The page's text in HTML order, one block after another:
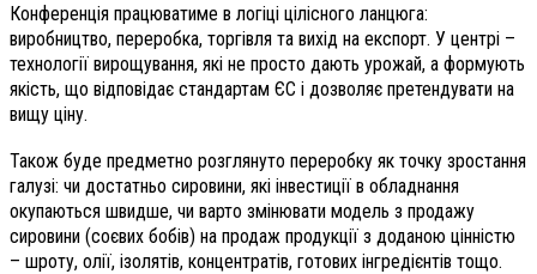
Конференція працюватиме в логіці цілісного ланцюга:
виробництво, переробка, торгівля та вихід на експорт. У центрі –
технології вирощування, які не просто дають урожай, а формують
якість, що відповідає стандартам ЄС і дозволяє претендувати на
вищу ціну.
Також буде предметно розглянуто переробку як точку зростання
галузі: чи достатньо сировини, які інвестиції в обладнання
окупаються швидше, чи варто змінювати модель з продажу
сировини (соєвих бобів) на продаж продукції з доданою цінністю
– шроту, олії, ізолятів, концентратів, готових інгредієнтів тощо.